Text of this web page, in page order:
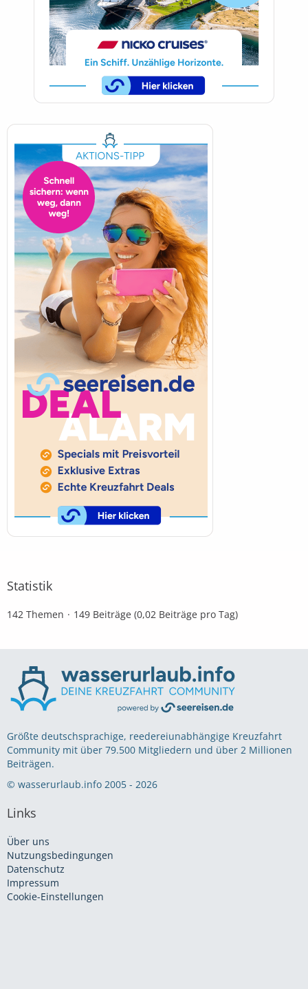
Statistik
142 Themen 149 Beiträge (0,02 Beiträge pro Tag)
Größte deutschsprachige, reedereiunabhängige Kreuzfahrt
Community mit über 79.500 Mitgliedern und über 2 Millionen
Beiträgen.
© wasserurlaub.info 2005 - 2026
Links
Über uns
Nutzungsbedingungen
Datenschutz
Impressum
Cookie-Einstellungen